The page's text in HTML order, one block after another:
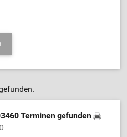
Terminen gefunden